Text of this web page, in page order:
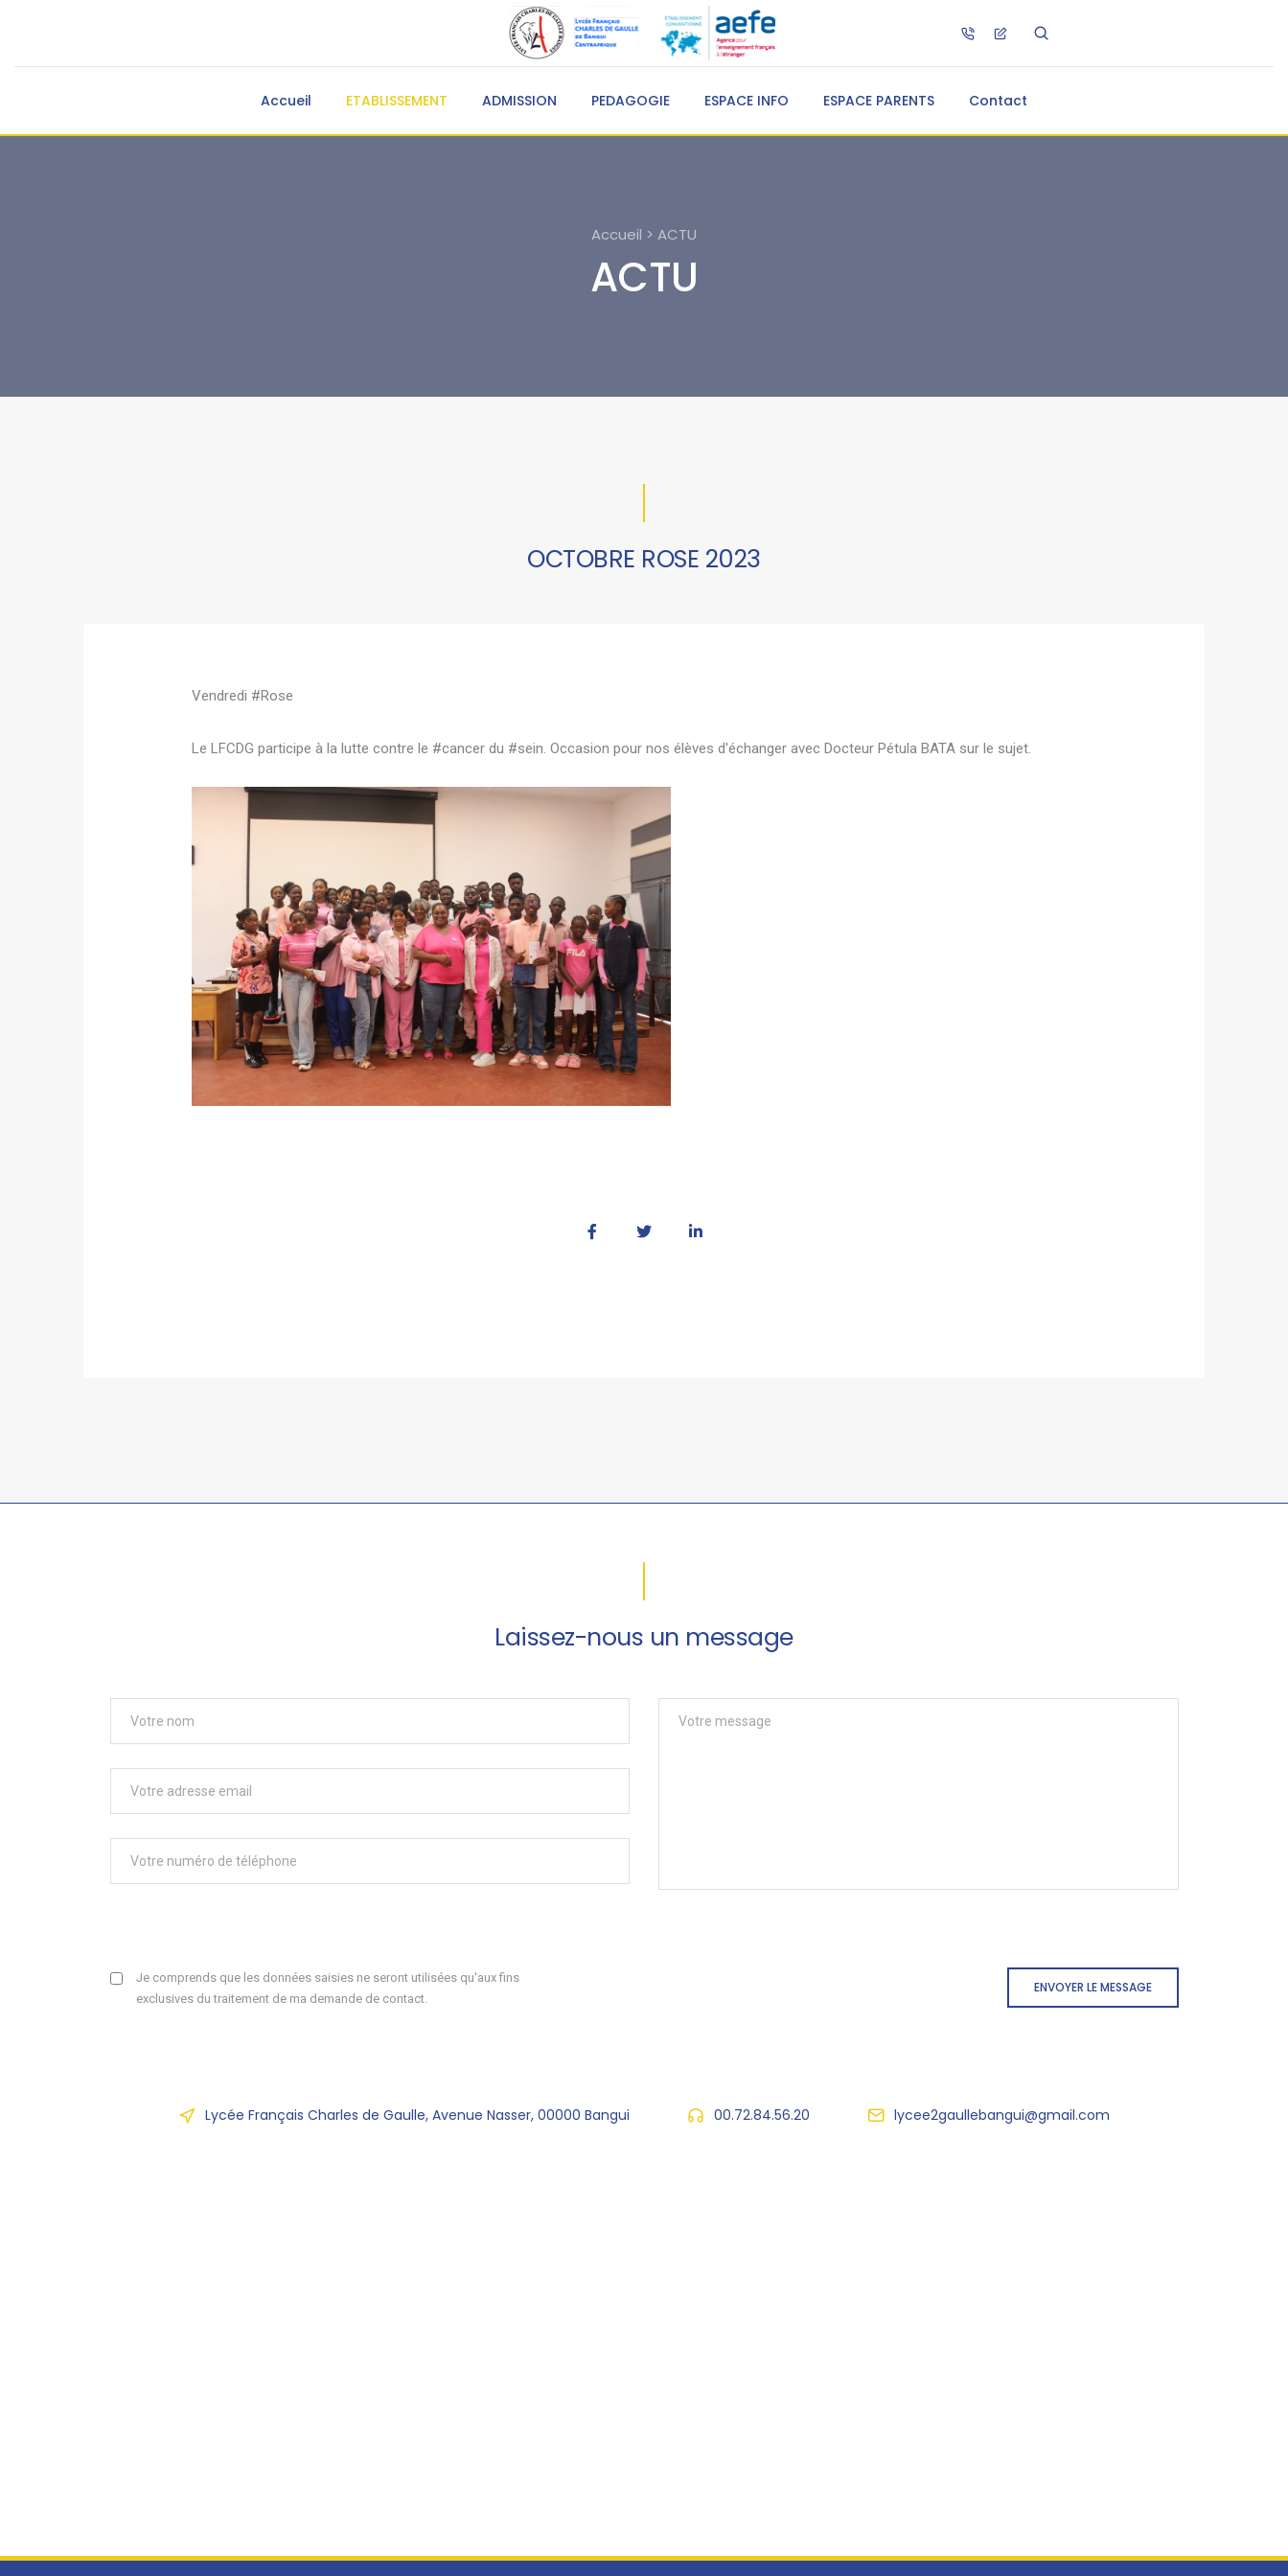
Accueil ETABLISSEMENT ADMISSION PEDAGOGIE ESPACE INFO ESPACE PARENTS Contact
Accueil > ACTU
ACTU
OCTOBRE ROSE 2023
Vendredi #Rose
Le LFCDG participe à la lutte contre le #cancer du #sein. Occasion pour nos élèves d'échanger avec Docteur Pétula BATA sur le sujet.
Laissez-nous un message
Je comprends que les données saisies ne seront utilisées qu'aux fins
exclusives du traitement de ma demande de contact.
ENVOYER LE MESSAGE
Lycée Français Charles de Gaulle, Avenue Nasser, 00000 Bangui 00.72.84.56.20 lycee2gaullebangui@gmail.com